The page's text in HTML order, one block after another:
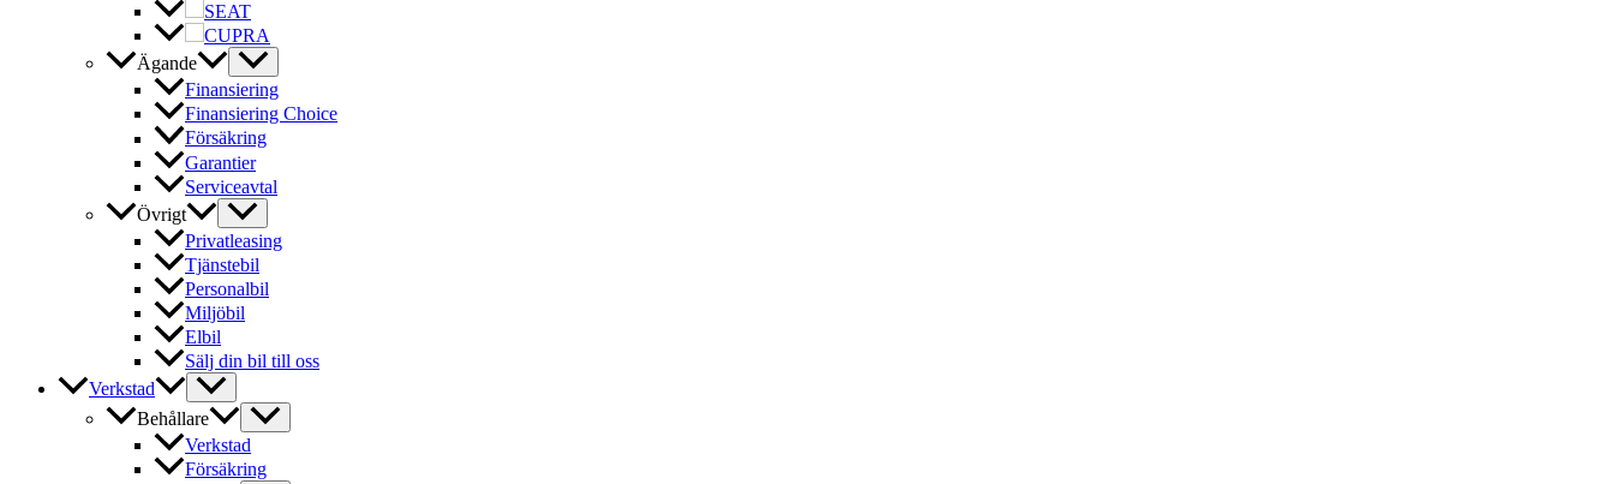
SEAT
CUPRA
Ägande
Finansiering
Finansiering Choice
Försäkring
Garantier
Serviceavtal
Övrigt
Privatleasing
Tjänstebil
Personalbil
Miljöbil
Elbil
Sälj din bil till oss
Verkstad
Behållare
Verkstad
Försäkring